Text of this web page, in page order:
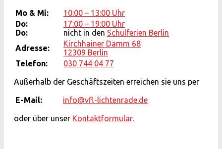
Mo & Mi:
10:00 – 13:00 Uhr
Do:
Do:
17:00 – 19:00 Uhr
nicht in den Schulferien Berlin
Adresse:
Kirchhainer Damm 68
12309 Berlin
Telefon:
030 744 04 77
Außerhalb der Geschäftszeiten erreichen sie uns per
E-Mail: info@vfl-lichtenrade.de
oder über unser Kontaktformular.